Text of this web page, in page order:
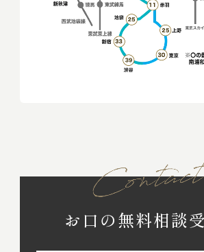
お口の無料相談